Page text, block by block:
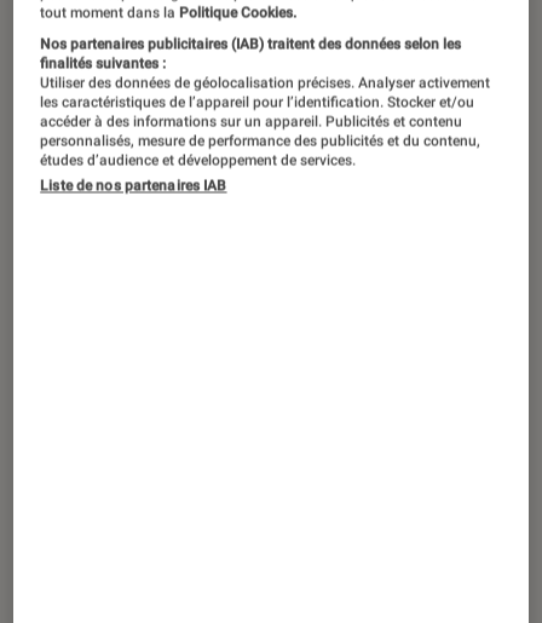
DÉCRYPTAGE
tout moment dans la Politique Cookies.
Nos partenaires publicitaires (IAB) traitent des données selon les
finalités suivantes :
Utiliser des données de géolocalisation précises. Analyser activement
les caractéristiques de l’appareil pour l’identification. Stocker et/ou
accéder à des informations sur un appareil. Publicités et contenu
personnalisés, mesure de performance des publicités et du contenu,
études d’audience et développement de services.
Liste de nos partenaires IAB